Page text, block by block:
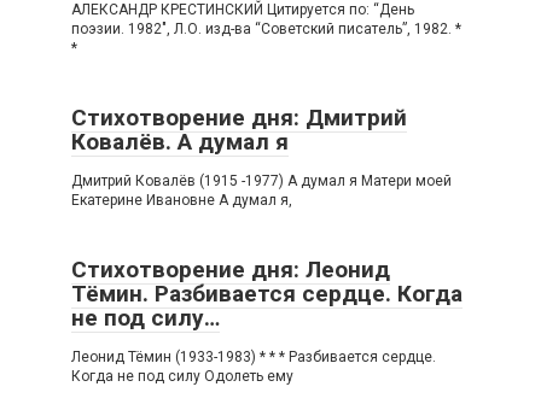
АЛЕКСАНДР КРЕСТИНСКИЙ Цитируется по: “День
поэзии. 1982″, Л.О. изд-ва “Советский писатель”, 1982. *
*
Стихотворение дня: Дмитрий
Ковалёв. А думал я
Дмитрий Ковалёв (1915 -1977) А думал я Матери моей
Екатерине Ивановне А думал я,
Стихотворение дня: Леонид
Тёмин. Разбивается сердце. Когда
не под силу…
Леонид Тёмин (1933-1983) * * * Разбивается сердце.
Когда не под силу Одолеть ему